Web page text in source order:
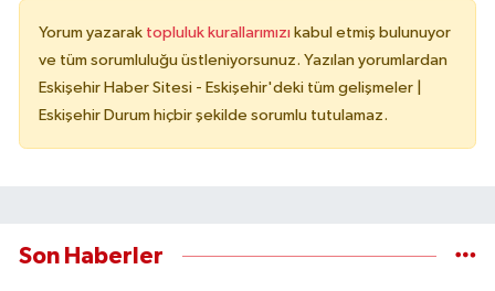
Yorum yazarak topluluk kurallarımızı kabul etmiş bulunuyor
ve tüm sorumluluğu üstleniyorsunuz. Yazılan yorumlardan
Eskişehir Haber Sitesi - Eskişehir'deki tüm gelişmeler |
Eskişehir Durum hiçbir şekilde sorumlu tutulamaz.
Son Haberler